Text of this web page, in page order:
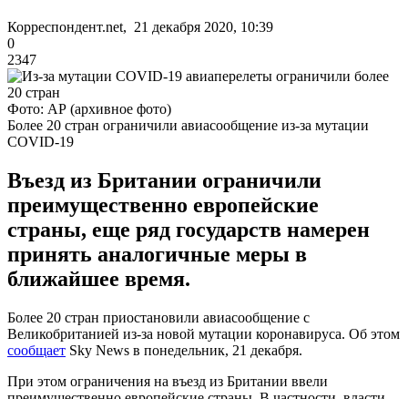
Корреспондент.net, 21 декабря 2020, 10:39
0
2347
Фото: АР (архивное фото)
Более 20 стран ограничили авиасообщение из-за мутации
COVID-19
Въезд из Британии ограничили
преимущественно европейские
страны, еще ряд государств намерен
принять аналогичные меры в
ближайшее время.
Более 20 стран приостановили авиасообщение с
Великобританией из-за новой мутации коронавируса. Об этом
сообщает Sky News в понедельник, 21 декабря.
При этом ограничения на въезд из Британии ввели